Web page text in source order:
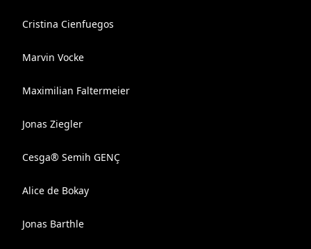
Cristina Cienfuegos
Marvin Vocke
Maximilian Faltermeier
Jonas Ziegler
Cesga® Semih GENÇ
Alice de Bokay
Jonas Barthle